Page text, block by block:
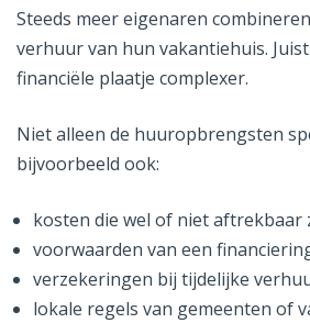
Steeds meer eigenaren
verhuur van hun vakantiehuis.
financiële plaatje complexer.
Niet alleen de huuropbrengsten
bijvoorbeeld ook:
kosten die wel of niet aftrekbaar
voorwaarden van een
verzekeringen bij tijdelijke
lokale regels van gemeenten of